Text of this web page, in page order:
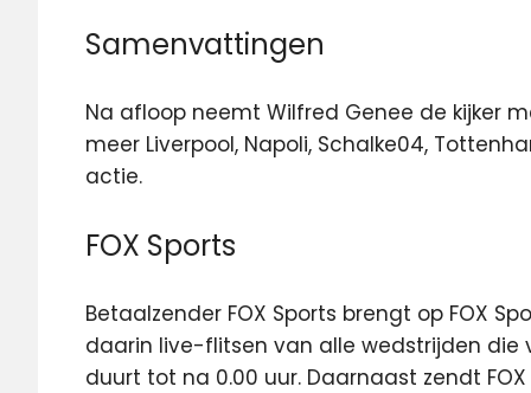
Samenvattingen
Na afloop neemt Wilfred Genee de kijker
meer Liverpool, Napoli, Schalke04,
actie.
FOX Sports
Betaalzender FOX Sports brengt op FOX
daarin live-flitsen van alle wedstrijden die
duurt tot na 0.00 uur. Daarnaast zendt